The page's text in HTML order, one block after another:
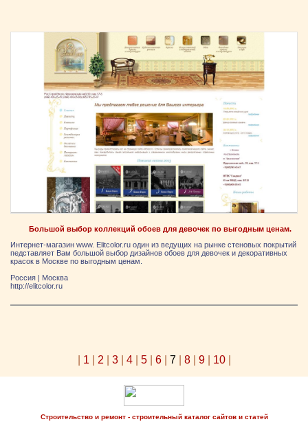
Большой выбор коллекций обоев для девочек по выгодным ценам.
Интернет-магазин www. Elitcolor.ru один из ведущих на рынке стеновых покрытий
педставляет Вам большой выбор дизайнов обоев для девочек и декоративных
красок в Москве по выгодным ценам.
Россия | Москва
http://elitcolor.ru
1 2 3| 4| 5| 6| 7| 8| 9| 10|
Строительство и ремонт - строительный каталог сайтов и статей